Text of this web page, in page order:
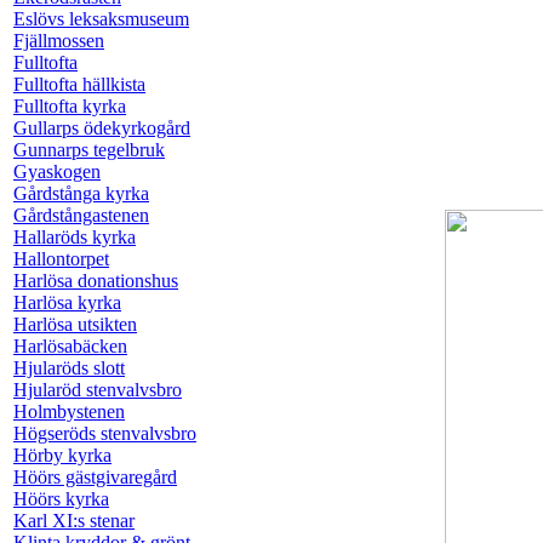
Eslövs leksaksmuseum
Fjällmossen
Fulltofta
Fulltofta hällkista
Fulltofta kyrka
Gullarps ödekyrkogård
Gunnarps tegelbruk
Gyaskogen
Gårdstånga kyrka
Gårdstångastenen
Hallaröds kyrka
Hallontorpet
Harlösa donationshus
Harlösa kyrka
Harlösa utsikten
Harlösabäcken
Hjularöds slott
Hjularöd stenvalvsbro
Holmbystenen
Högseröds stenvalvsbro
Hörby kyrka
Höörs gästgivaregård
Höörs kyrka
Karl XI:s stenar